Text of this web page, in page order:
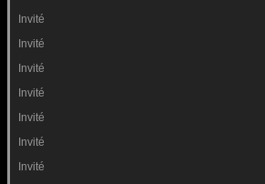
Invité
Invité
Invité
Invité
Invité
Invité
Invité